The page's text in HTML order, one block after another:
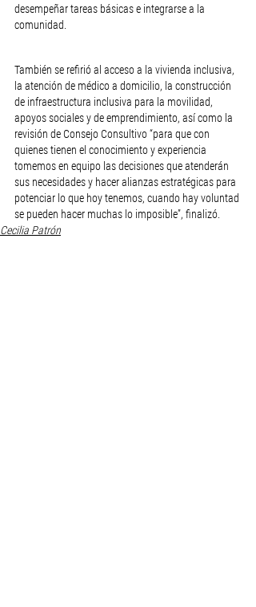
desempeñar tareas básicas e integrarse a la
comunidad.
También se refirió al acceso a la vivienda inclusiva,
la atención de médico a domicilio, la construcción
de infraestructura inclusiva para la movilidad,
apoyos sociales y de emprendimiento, así como la
revisión de Consejo Consultivo “para que con
quienes tienen el conocimiento y experiencia
tomemos en equipo las decisiones que atenderán
sus necesidades y hacer alianzas estratégicas para
potenciar lo que hoy tenemos, cuando hay voluntad
se pueden hacer muchas lo imposible”, finalizó.
Cecilia Patrón